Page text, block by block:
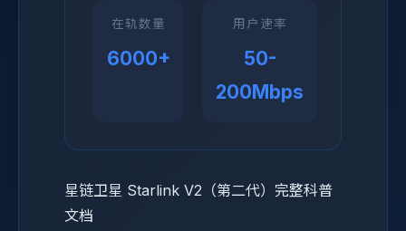
在轨数量
6000+
用户速率
50-
200Mbps
星链卫星 Starlink V2（第二代）完整科普
文档